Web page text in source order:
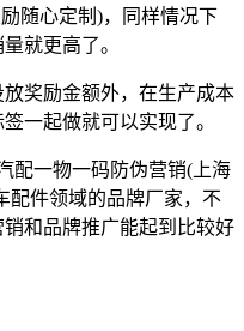
随心定制)，同样情况下
就更高了。
奖励金额外，在生产成本
一起做就可以实现了。
一物一码防伪营销(上海
配件领域的品牌厂家，不
和品牌推广能起到比较好